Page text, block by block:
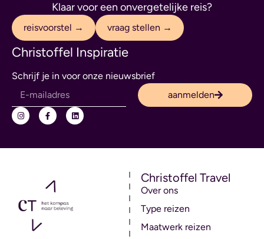
Klaar voor een onvergetelijke reis?
reisvoorstel → vraag stellen →
Christoffel Inspiratie
Schrijf je in voor onze nieuwsbrief
aanmelden
Christoffel Travel
Over ons
Type reizen
Maatwerk reizen